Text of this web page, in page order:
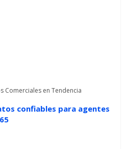
Comerciales en Tendencia
confiables para agentes